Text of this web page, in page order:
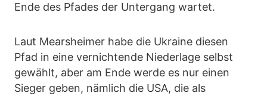
Ende des Pfades der Untergang wartet.
Laut Mearsheimer habe die Ukraine diesen
Pfad in eine vernichtende Niederlage selbst
gewählt, aber am Ende werde es nur einen
Sieger geben, nämlich die USA, die als